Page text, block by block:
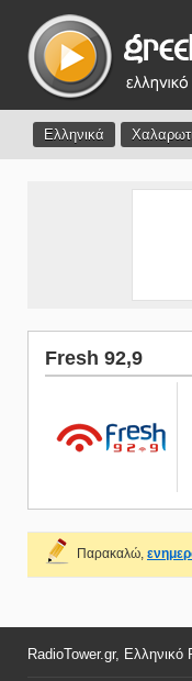
Ελληνικά
Fresh 92,9
Παρακαλώ,
RadioTower.gr,